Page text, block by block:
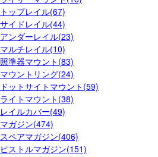
トップレイル(67)
サイドレイル(44)
アンダーレイル(23)
マルチレイル(10)
照準器マウント(83)
マウントリング(24)
ドットサイトマウント(59)
ライトマウント(38)
レイルカバー(49)
マガジン(474)
スペアマガジン(406)
ピストルマガジン(151)